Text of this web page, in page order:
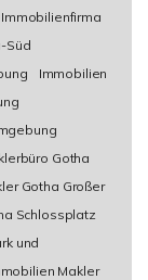
Immobilienfirma
Süd
Immobilien
Gotha
Gotha Großer
Schlossplatz
und
Makler